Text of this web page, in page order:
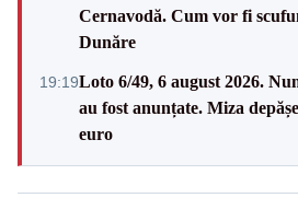
Cernavodă. Cum vor fi
Dunăre
19:19Loto 6/49, 6 august 2026.
au fost anunțate. Miza
euro